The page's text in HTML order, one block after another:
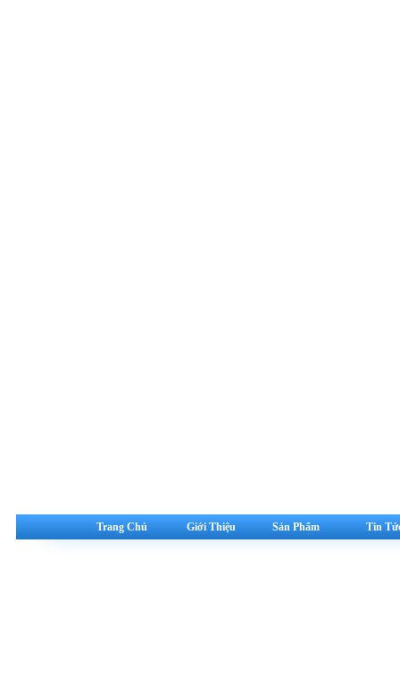
Trang Chủ Giới Thiệu Sản Phẩm Tin